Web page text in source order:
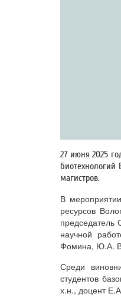
27 июня 2025
биотехнологий
магистров.
В
ресурсов
председатель
научной
Фомина, Ю.А.
Среди
студентов
х.н., доцент